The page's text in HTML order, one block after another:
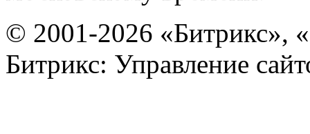
© 2001-2026 «Битрикс»,
Битрикс: Управление